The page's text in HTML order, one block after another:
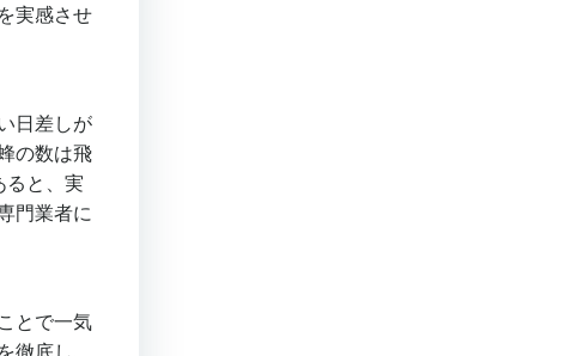
実感させ
日差しが
の数は飛
ると、実
門業者に
とで一気